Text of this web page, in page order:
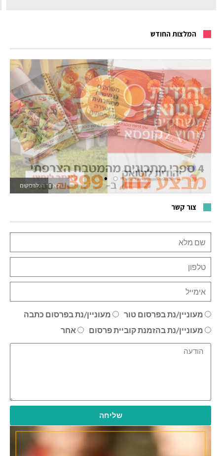
המלצות החודש
לאתר המשחקים
צור קשר
מעוניין/נת בפרסום טור
מעוניין/נת בפרסום כתבה
מעוניין/נת בהזמנת קוביית פרסום
אחר
שליחה